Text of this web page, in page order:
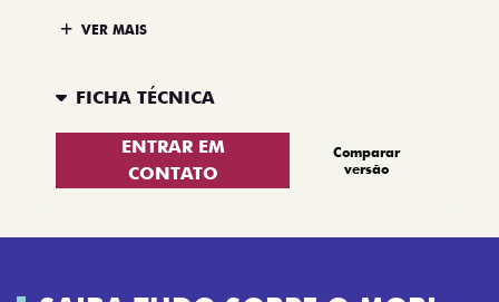
VER MAIS
FICHA TÉCNICA
ENTRAR EM
CONTATO
Comparar
versão